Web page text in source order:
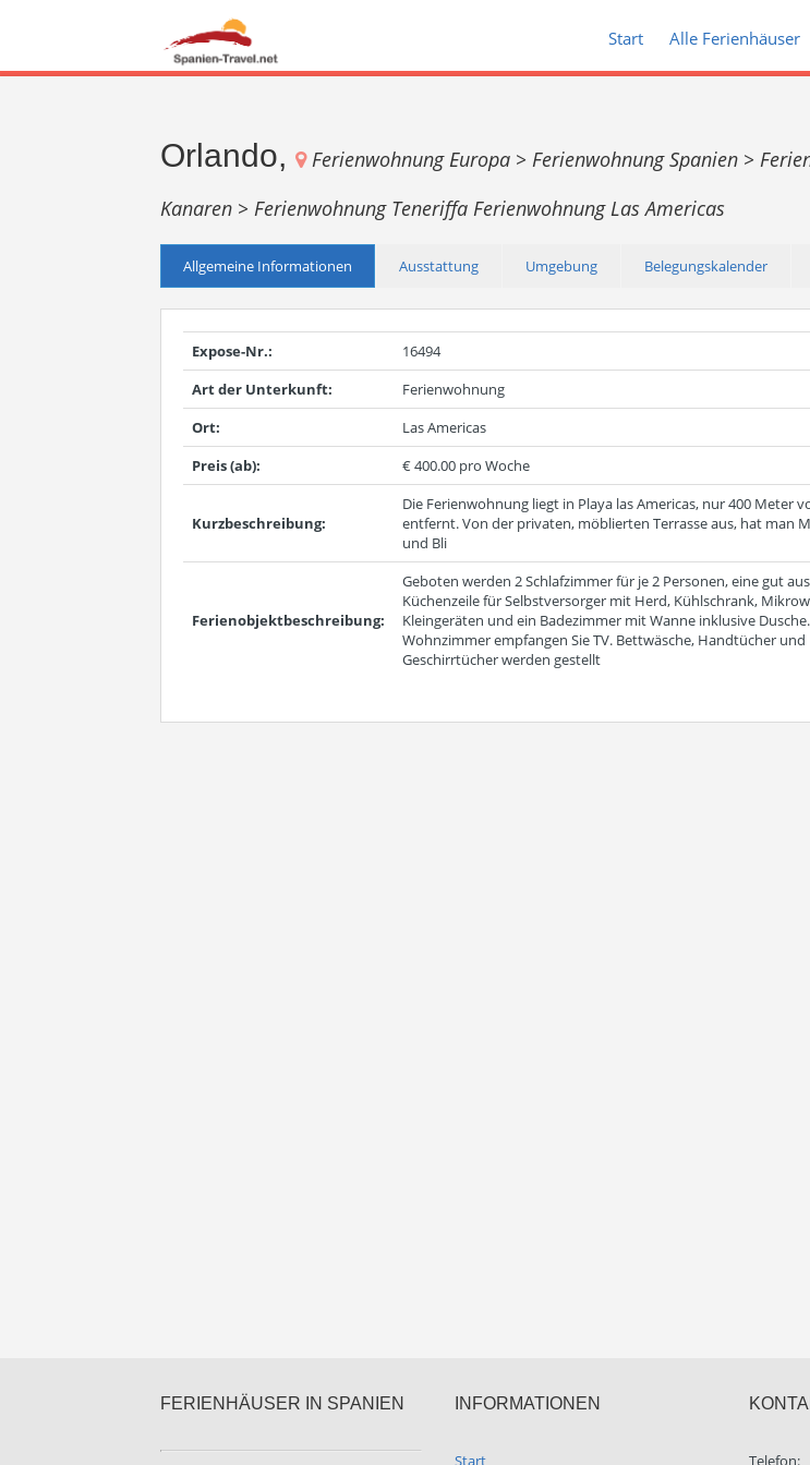
Alle Ferienhäuser
Start
Orlando, Ferienwohnung Europa > Ferienwohnung Spanien >
Kanaren > Ferienwohnung Teneriffa Ferienwohnung Las Americas
Allgemeine Informationen Ausstattung Umgebung Belegungskalender
Expose-Nr.:
16494
Art der Unterkunft:
Ferienwohnung
Ort:
Las Americas
Preis (ab):
€ 400.00 pro Woche
Kurzbeschreibung:
Die Ferienwohnung liegt in Playa las Americas, nur 400 Meter
entfernt. Von der privaten, möblierten Terrasse aus, hat man
und Bli
Ferienobjektbeschreibung:
Geboten werden 2 Schlafzimmer für je 2 Personen, eine gut
Küchenzeile für Selbstversorger mit Herd, Kühlschrank,
Kleingeräten und ein Badezimmer mit Wanne inklusive
Wohnzimmer empfangen Sie TV. Bettwäsche, Handtücher und
Geschirrtücher werden gestellt
FERIENHÄUSER IN SPANIEN INFORMATIONEN
Start Telefon: